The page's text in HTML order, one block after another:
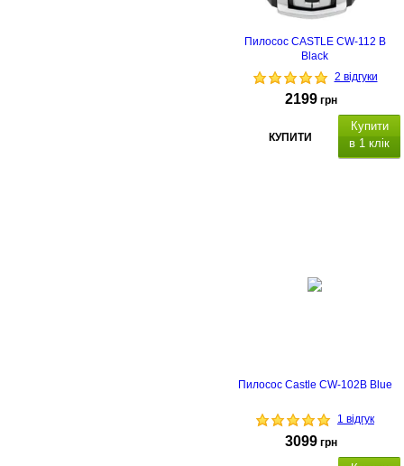
Пилосос CASTLE CW-112 B
Black
2 відгуки
2199 грн
КУПИТИ
Купити
в 1 клік
Пилосос Castle CW-102B Blue
1 відгук
3099 грн